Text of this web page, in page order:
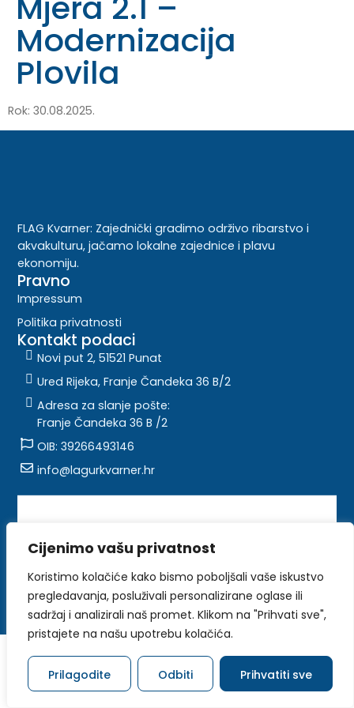
Cijenimo vašu privatnost
Koristimo kolačiće kako bismo poboljšali vaše iskustvo
pregledavanja, posluživali personalizirane oglase ili
sadržaj i analizirali naš promet. Klikom na "Prihvati sve",
pristajete na našu upotrebu kolačića.
Prilagodite Odbiti Prihvatiti sve
Modernizacija
Plovila
Rok: 30.08.2025.
FLAG Kvarner: Zajednički gradimo održivo ribarstvo i
akvakulturu, jačamo lokalne zajednice i plavu
ekonomiju.
Pravno
Impressum
Politika privatnosti
Kontakt podaci
Novi put 2, 51521 Punat
Ured Rijeka, Franje Čandeka 36 B/2
Adresa za slanje pošte:
Franje Čandeka 36 B /2
OIB: 39266493146
info@lagurkvarner.hr
odgovornost Flag Kvarner-a
Autorska prava © 2026 LAGUR Kvarner
Sva prava pridržana.
Voxern | Izrada Web Stranica